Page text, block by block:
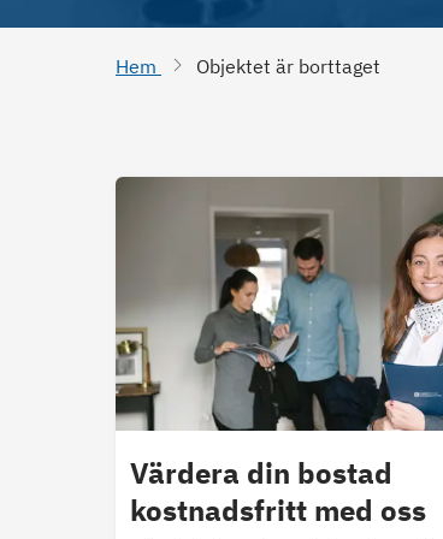
Hem Objektet är borttaget
Värdera din bostad
kostnadsfritt med oss